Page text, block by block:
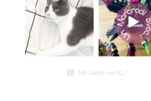
Me suivre sur IG !